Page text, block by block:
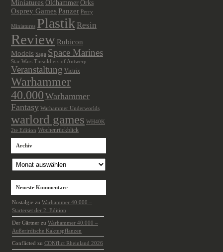
Miniatures Oldhammer Orks
Osprey Games Panzer Perry
Miniatures Plastik Resin
Review Rubicon
Models Saga Space Marines
Star Wars Tinsoldiers of Antwerp
Veranstaltung Victrix
Warhammer
40.000 Warhammer
Fantasy Warhammer Underworlds
warlord games WH40K
2te Edition Wochenrückblick
Archiv
Neueste Kommentare
Nostalgie zu Warhammer 40.000 –
Starterset der 2. Edition
Der Gärtner zu Warhammer 40.000 –
Außerirdische Kaktuspflanzen
Conflicted zu CONflict Rheinland 2026